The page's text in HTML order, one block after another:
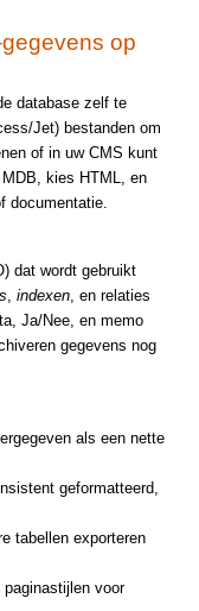
op
database zelf te
Jet) bestanden om
of in uw CMS kunt
kies HTML, en
documentatie.
dat wordt gebruikt
indexen, en relaties
Ja/Nee, en memo
gegevens nog
als een nette
geformatteerd,
tabellen exporteren
voor